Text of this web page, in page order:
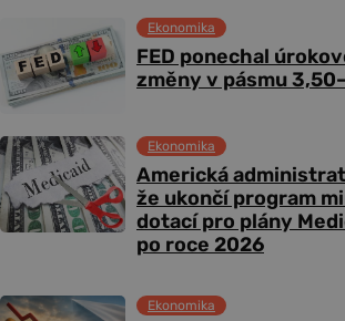
FED ponechal
změny v pásmu
Ekonomika
Americká
že ukončí program
dotací pro plány
po roce 2026
Ekonomika
Ekonomika